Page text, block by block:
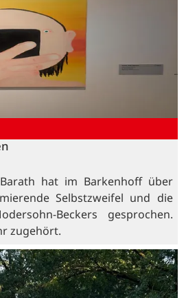
hat im Barkenhoff über
Selbstzweifel und die
Beckers gesprochen.
zugehört.